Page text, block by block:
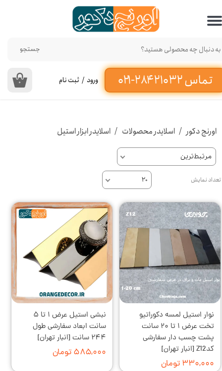
تماس ۳۲ ۲۱۰ ۲۸۴-۰۲۱‌
جستجو
۰ ورود / ثبت نام
حساب کاربری من
تغییر گذر واژه
سفارشات
خروج از حساب کاربری
اورنج دکور اسلایدر محصولات اسلایدر ابزار استیل
مرتبط‌ترین
تعداد نمایش ۲۰
نوار استیل لمسه دکوراتیو
تخت عرض ۱ تا ۲۰ سانت
پشت چسب دار سفارشی
کدZ12 [انبار تهران]
۳۳۰,۰۰۰ تومان
نبشی استیل عرض ۱ تا ۵
سانت ابعاد سفارشی طول
۲۴۴ سانت [انبار تهران]
۵۸۵,۰۰۰ تومان